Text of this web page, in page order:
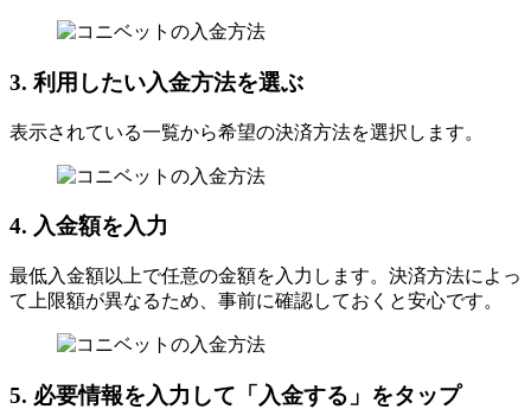
3. 利用したい入金方法を選ぶ
表示されている一覧から希望の決済方法を選択します。
4. 入金額を入力
最低入金額以上で任意の金額を入力します。決済方法によっ
て上限額が異なるため、事前に確認しておくと安心です。
5. 必要情報を入力して「入金する」をタップ